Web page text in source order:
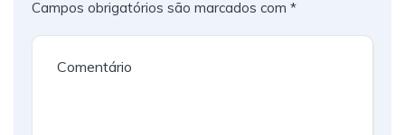
Campos obrigatórios são marcados com *